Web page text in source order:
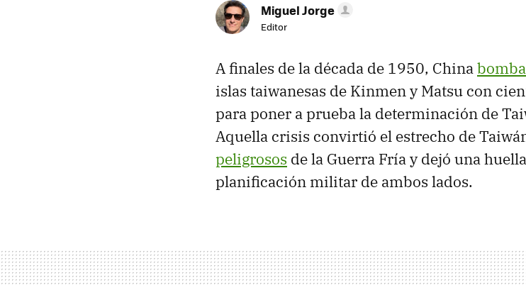
Miguel Jorge
Editor
A finales de la década de 1950, China
islas taiwanesas de Kinmen y Matsu con
para poner a prueba la determinación de
Aquella crisis convirtió el estrecho de
peligrosos de la Guerra Fría y dejó una
planificación militar de ambos lados.